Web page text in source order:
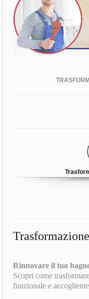
Rinnovare il tuo
Scopri come
funzionale e